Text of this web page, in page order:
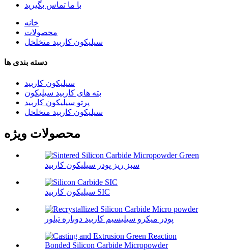
با ما تماس بگیرید
خانه
محصولات
سیلیکون کاربید متخلخل
دسته بندی ها
سیلیکون کاربید
بته های کاربید سیلیکون
پرتو سیلیکون کاربید
سیلیکون کاربید متخلخل
محصولات ویژه
سبز ریز پودر سیلیکون کاربید
سیلیکون کاربید SIC
پودر میکرو سیلیسیم کاربید دوباره تبلور